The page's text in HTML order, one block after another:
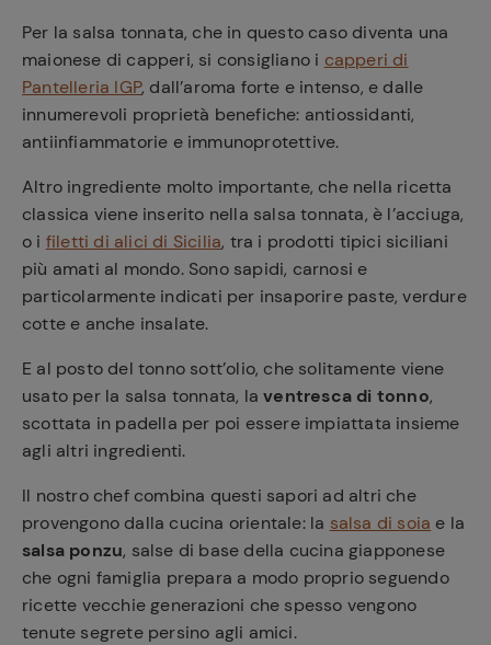
Per la salsa tonnata, che in questo caso diventa una
maionese di capperi, si consigliano i capperi di
Pantelleria IGP, dall’aroma forte e intenso, e dalle
innumerevoli proprietà benefiche: antiossidanti,
antiinfiammatorie e immunoprotettive.
Altro ingrediente molto importante, che nella ricetta
classica viene inserito nella salsa tonnata, è l’acciuga,
o i filetti di alici di Sicilia, tra i prodotti tipici siciliani
più amati al mondo. Sono sapidi, carnosi e
particolarmente indicati per insaporire paste, verdure
cotte e anche insalate.
E al posto del tonno sott’olio, che solitamente viene
usato per la salsa tonnata, laventresca di tonno,
scottata in padella per poi essere impiattata insieme
agli altri ingredienti.
Il nostro chef combina questi sapori ad altri che
provengono dalla cucina orientale: la salsa di soia e la
salsa ponzu, salse di base della cucina giapponese
che ogni famiglia prepara a modo proprio seguendo
ricette vecchie generazioni che spesso vengono
tenute segrete persino agli amici.